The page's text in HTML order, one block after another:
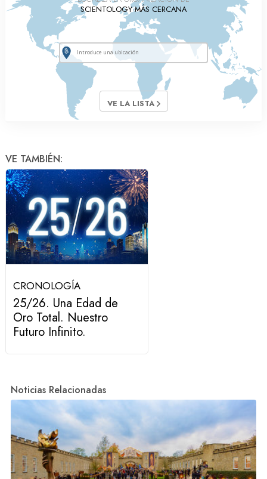
SCIENTOLOGY MÁS CERCANA
VE LA LISTA
VE TAMBIÉN:
CRONOLOGÍA
25/26. Una Edad de
Oro Total. Nuestro
Futuro Infinito.
Noticias Relacionadas